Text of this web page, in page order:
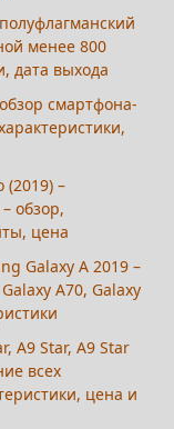
менее 800
дата выхода
смартфона-
(2019) –
обзор,
цена
Galaxy A 2019 –
A70, Galaxy
A9 Star, A9 Star
всех
цена и